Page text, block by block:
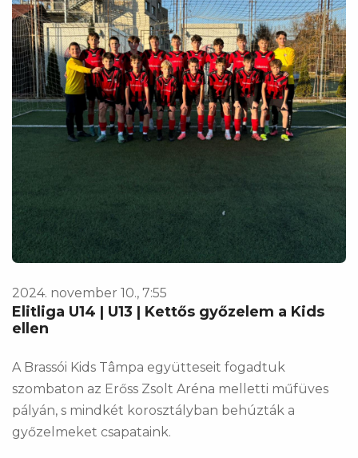
2024. november 10., 7:55
Elitliga U14 | U13 | Kettős győzelem a Kids
ellen
A Brassói Kids Tâmpa együtteseit fogadtuk
szombaton az Erőss Zsolt Aréna melletti műfüves
pályán, s mindkét korosztályban behúzták a
győzelmeket csapataink.